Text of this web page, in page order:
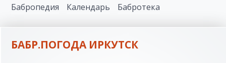
Бабропедия
Календарь Бабротека
БАБР.ПОГОДА ИРКУТСК